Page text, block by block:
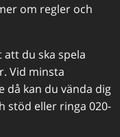
om regler och
du ska spela
Vid minsta
då kan du vända dig
stöd eller ringa 020-